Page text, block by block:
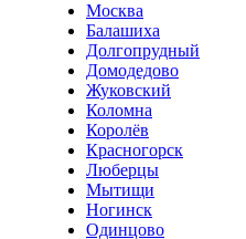
Москва
Балашиха
Долгопрудный
Домодедово
Жуковский
Коломна
Королёв
Красногорск
Люберцы
Мытищи
Ногинск
Одинцово